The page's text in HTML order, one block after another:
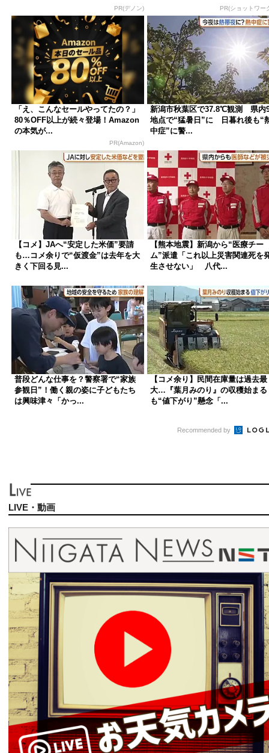
PR(デノン) PR(ショットワー
「え、こんなセールやってたの？」
80％OFF以上が続々登場！Amazon
の本気が...
PR(Amazon)
新潟市秋葉区で37.8℃観測 県内
地点で“猛暑日”に 日暮れ後も“
中症”に警...
【コメ】JAへ“安定した米価”要請
も…コメ余りで“仮渡金”は去年を大
きく下回る見...
【熊本地震】新潟から“医療チー
ム”派遣「これ以上災害関連死を
生させない」 八代...
普段どんな仕事を？警察署で“家族
参観日”！働く親の姿に子どもたち
は興味津々「かっ...
【コメ余り】民間在庫量は過去最
大…『葉月みのり』の収穫始まる
も“値下がり”懸念「...
Recommended by
LIVE・動画